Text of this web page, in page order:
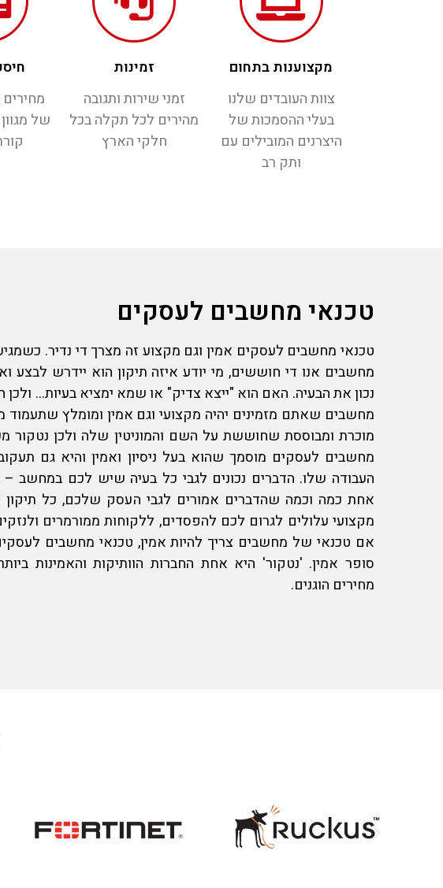
מקצוענות בתחום
צוות העובדים שלנו
בעלי ההסמכות של
היצרנים המובילים עם
ותק רב
זמינות
זמני שירות ותגובה
מהירים לכל תקלה בכל
חלקי הארץ
של
טכנאי מחשבים לעסקים
טכנאי מחשבים לעסקים אמין וגם מקצוע זה מצרך די נדיר.
מחשבים אנו די חוששים, מי יודע איזה תיקון הוא יידרש לבצע
נכון את הבעיה. האם הוא "ייצא צדיק" או שמא ימציא בעיות…
מחשבים שאתם מזמינים יהיה מקצועי וגם אמין ומומלץ שתעמוד
מוכרת ומבוססת שחוששת על השם והמוניטין שלה ולכן נטקור
מחשבים לעסקים מוסמך שהוא בעל ניסיון ואמין והיא גם
העבודה שלו. הדברים נכונים לגבי כל בעיה שיש לכם במחשב –
אחת כמה וכמה שהדברים אמורים לגבי העסק שלכם, כל תיקון
מקצועי עלולים לגרום לכם להפסדים, ללקוחות ממורמרים
אם טכנאי של מחשבים צריך להיות אמין, טכנאי מחשבים
סופר אמין. 'נטקור' היא אחת החברות הוותיקות והאמינות
מחירים הוגנים.